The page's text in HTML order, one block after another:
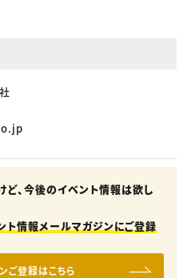
ど、今後のイベント情報は欲し
ト情報メールマガジンにご登録
ご登録はこちら